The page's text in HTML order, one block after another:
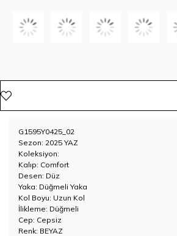
G1595Y0425_02
Sezon: 2025 YAZ
Koleksiyon:
Kalıp: Comfort
Desen: Düz
Yaka: Düğmeli Yaka
Kol Boyu: Uzun Kol
İlikleme: Düğmeli
Cep: Cepsiz
Renk: BEYAZ